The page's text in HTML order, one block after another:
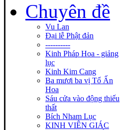
Chuyên đề
Vu Lan
Đại lễ Phật đản
----------
Kinh Pháp Hoa - giảng
lục
Kinh Kim Cang
Ba mươi ba vị Tổ Ấn
Hoa
Sáu cửa vào động thiếu
thất
Bích Nham Lục
KINH VIÊN GIÁC